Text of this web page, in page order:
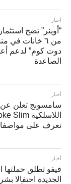
أخبار
“أوپنر” تضخ
من ٦ خانات في
دوت كوم” لدعم
الصاعدة
أخبار
سامسونج تعلن عن
تعرف على
أخبار
فيفو تطلق حملتها
الجديدة احتفالا